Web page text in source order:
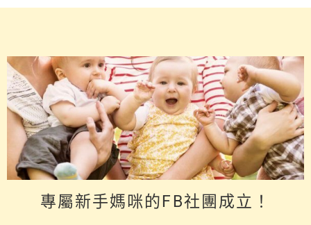
專屬新手媽咪的FB社團成立！